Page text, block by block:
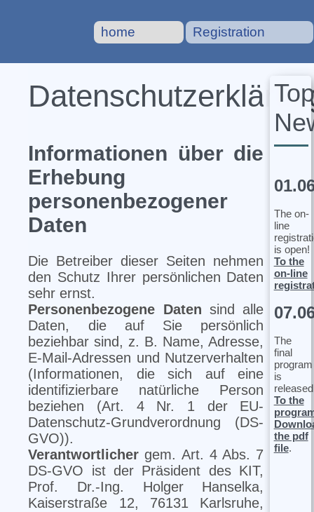
home Registration
Informationen über die
Erhebung
personenbezogener
Daten
Die Betreiber dieser Seiten nehmen
den Schutz Ihrer persönlichen Daten
sehr ernst.
Personenbezogene Daten sind alle
Daten, die auf Sie persönlich
beziehbar sind, z. B. Name, Adresse,
E-Mail-Adressen und Nutzerverhalten
(Informationen, die sich auf eine
identifizierbare natürliche Person
beziehen (Art. 4 Nr. 1 der EU-
Datenschutz-Grundverordnung (DS-
GVO)).
Verantwortlicher gem. Art. 4 Abs. 7
DS-GVO ist der Präsident des KIT,
Prof. Dr.-Ing. Holger Hanselka,
Kaiserstraße 12, 76131 Karlsruhe,
Top
The on-
line
is open!
To the
on-line
The
final
program
is
To the
the pdf
file.